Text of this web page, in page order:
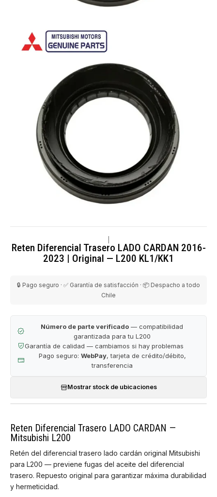
Reten Diferencial Trasero LADO CARDAN 2016-
2023 | Original — L200 KL1/KK1
🔒 Pago seguro · ✅ Garantía de satisfacción · 📦 Despacho a todo
Chile
Número de parte verificado — compatibilidad
garantizada para tu L200
Garantía de calidad — cambiamos si hay problemas
Pago seguro: WebPay, tarjeta de crédito/débito,
transferencia
Mostrar stock de ubicaciones
Reten Diferencial Trasero LADO CARDAN —
Mitsubishi L200
Retén del diferencial trasero lado cardán original Mitsubishi
para L200 — previene fugas del aceite del diferencial
trasero. Repuesto original para garantizar máxima durabilidad
y hermeticidad.